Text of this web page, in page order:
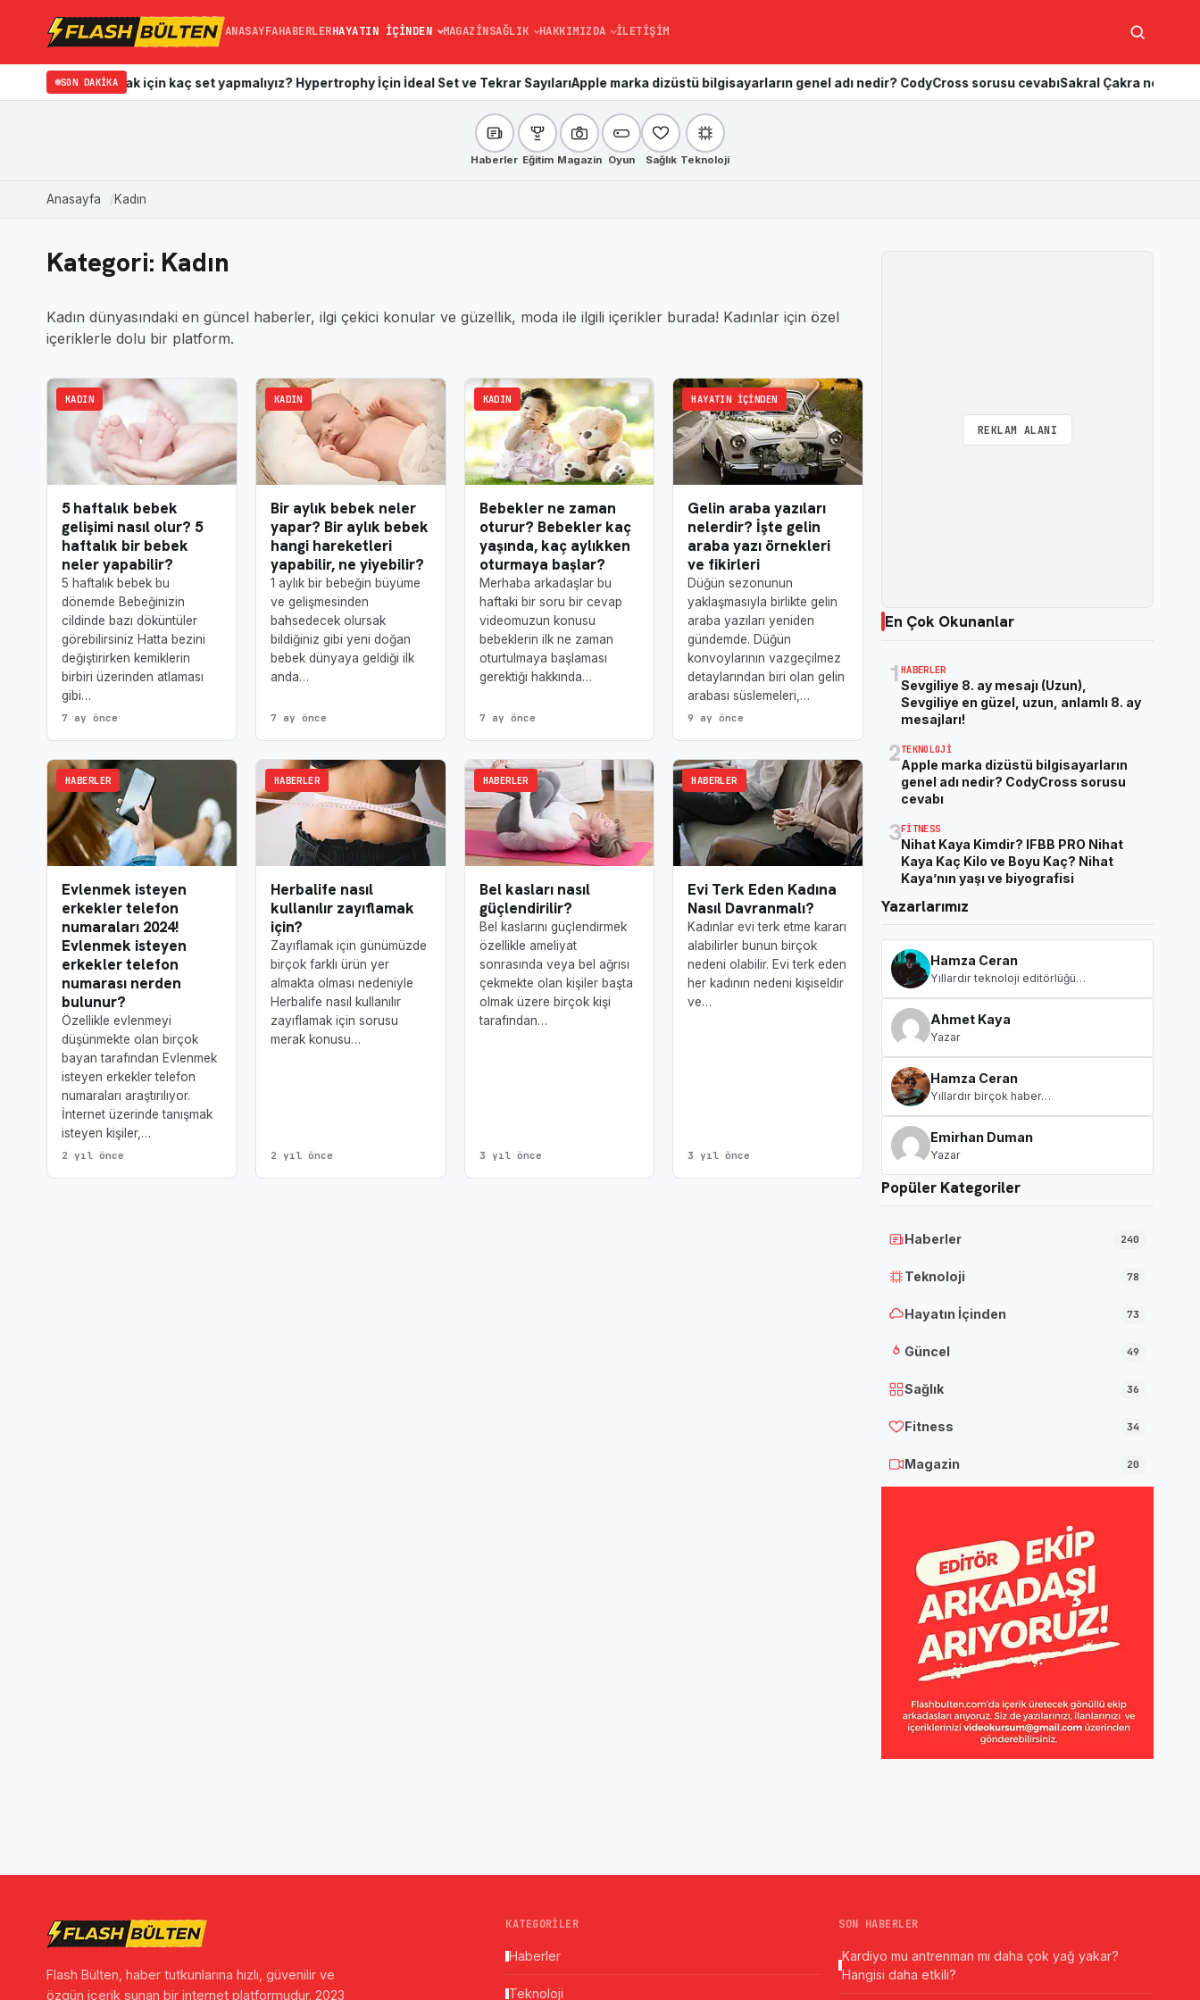
ANASAYFAHABERLERHAYATIN İÇINDEN MAGAZINSAĞLIK HAKKIMIZDA İLETIŞIM Ara
SON DAKIKA
Kas kazanmak için kaç set yapmalıyız? Hypertrophy İçin İdeal Set ve Tekrar Sayıları Apple marka dizüstü bilgisayarların genel adı nedir? CodyCross sorusu cevabıSakral Çakra nedir? Önemi
Haberler Eğitim Magazin Oyun Sağlık Teknoloji
Anasayfa Kadın
Kategori: Kadın
Kadın dünyasındaki en güncel haberler, ilgi çekici konular ve güzellik, moda ile ilgili içerikler burada! Kadınlar için özel
içeriklerle dolu bir platform.
KADIN
5 haftalık bebek
gelişimi nasıl olur? 5
haftalık bir bebek
neler yapabilir?
5 haftalık bebek bu
dönemde Bebeğinizin
cildinde bazı döküntüler
görebilirsiniz Hatta bezini
değiştirirken kemiklerin
birbiri üzerinden atlaması
gibi…
7 ay önce
KADIN
Bir aylık bebek neler
yapar? Bir aylık bebek
hangi hareketleri
yapabilir, ne yiyebilir?
1 aylık bir bebeğin büyüme
ve gelişmesinden
bahsedecek olursak
bildiğiniz gibi yeni doğan
bebek dünyaya geldiği ilk
anda…
7 ay önce
KADIN
Bebekler ne zaman
oturur? Bebekler kaç
yaşında, kaç aylıkken
oturmaya başlar?
Merhaba arkadaşlar bu
haftaki bir soru bir cevap
videomuzun konusu
bebeklerin ilk ne zaman
oturtulmaya başlaması
gerektiği hakkında…
7 ay önce
HAYATIN İÇINDEN
Gelin araba yazıları
nelerdir? İşte gelin
araba yazı örnekleri
ve fikirleri
Düğün sezonunun
yaklaşmasıyla birlikte gelin
araba yazıları yeniden
gündemde. Düğün
konvoylarının vazgeçilmez
detaylarından biri olan gelin
arabası süslemeleri,…
9 ay önce
HABERLER
Evlenmek isteyen
erkekler telefon
numaraları 2024!
Evlenmek isteyen
erkekler telefon
numarası nerden
bulunur?
Özellikle evlenmeyi
düşünmekte olan birçok
bayan tarafından Evlenmek
isteyen erkekler telefon
numaraları araştırılıyor.
İnternet üzerinde tanışmak
isteyen kişiler,…
2 yıl önce
HABERLER
Herbalife nasıl
kullanılır zayıflamak
için?
Zayıflamak için günümüzde
birçok farklı ürün yer
almakta olması nedeniyle
Herbalife nasıl kullanılır
zayıflamak için sorusu
merak konusu…
2 yıl önce
HABERLER
Bel kasları nasıl
güçlendirilir?
Bel kaslarını güçlendirmek
özellikle ameliyat
sonrasında veya bel ağrısı
çekmekte olan kişiler başta
olmak üzere birçok kişi
tarafından…
3 yıl önce
HABERLER
Evi Terk Eden Kadına
Nasıl Davranmalı?
Kadınlar evi terk etme kararı
alabilirler bunun birçok
nedeni olabilir. Evi terk eden
her kadının nedeni kişiseldir
ve…
3 yıl önce
REKLAM ALANI
En Çok Okunanlar
1 HABERLER
Sevgiliye 8. ay mesajı (Uzun),
Sevgiliye en güzel, uzun, anlamlı 8. ay
mesajları!
2TEKNOLOJI
Apple marka dizüstü bilgisayarların
genel adı nedir? CodyCross sorusu
cevabı
3FITNESS
Nihat Kaya Kimdir? IFBB PRO Nihat
Kaya Kaç Kilo ve Boyu Kaç? Nihat
Kaya’nın yaşı ve biyografisi
Yazarlarımız
Hamza Ceran
Yıllardır teknoloji editörlüğü…
Ahmet Kaya
Yazar
Hamza Ceran
Yıllardır birçok haber…
Emirhan Duman
Yazar
Popüler Kategoriler
Haberler 240
Teknoloji 78
Hayatın İçinden 73
Güncel 49
Sağlık 36
Fitness 34
Magazin 20
Flash Bülten, haber tutkunlarına hızlı, güvenilir ve
özgün içerik sunan bir internet platformudur. 2023
KATEGORILER
Haberler
Teknoloji
SON HABERLER
Kardiyo mu antrenman mı daha çok yağ yakar?
Hangisi daha etkili?